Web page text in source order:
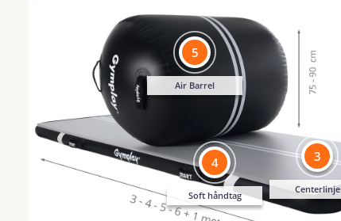
Centerlinje
3
Soft håndtag
4
Air Barrel
5